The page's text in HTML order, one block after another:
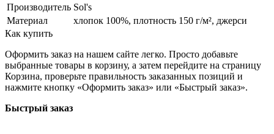
Производитель Sol's
Материал
хлопок 100%, плотность 150 г/м², джерси
Как купить
Оформить заказ на нашем сайте легко. Просто добавьте
выбранные товары в корзину, а затем перейдите на страницу
Корзина, проверьте правильность заказанных позиций и
нажмите кнопку «Оформить заказ» или «Быстрый заказ».
Быстрый заказ